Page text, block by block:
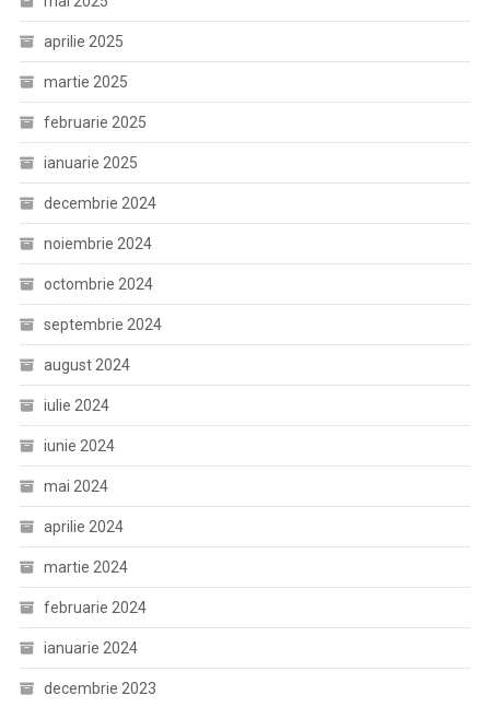
aprilie 2025
martie 2025
februarie 2025
ianuarie 2025
decembrie 2024
noiembrie 2024
octombrie 2024
septembrie 2024
august 2024
iulie 2024
iunie 2024
mai 2024
aprilie 2024
martie 2024
februarie 2024
ianuarie 2024
decembrie 2023